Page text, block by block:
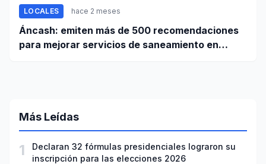
LOCALES hace 2 meses
Áncash: emiten más de 500 recomendaciones
para mejorar servicios de saneamiento en
Más Leídas
1
Declaran 32 fórmulas presidenciales lograron su
inscripción para las elecciones 2026